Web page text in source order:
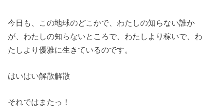
今日も、この地球のどこかで、わたしの知らない誰か
が、わたしの知らないところで、わたしより稼いで、わ
たしより優雅に生きているのです。
はいはい解散解散
それではまたっ！